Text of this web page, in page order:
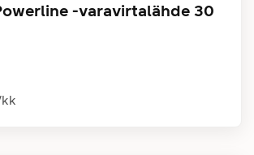
-varavirtalähde 30
kk